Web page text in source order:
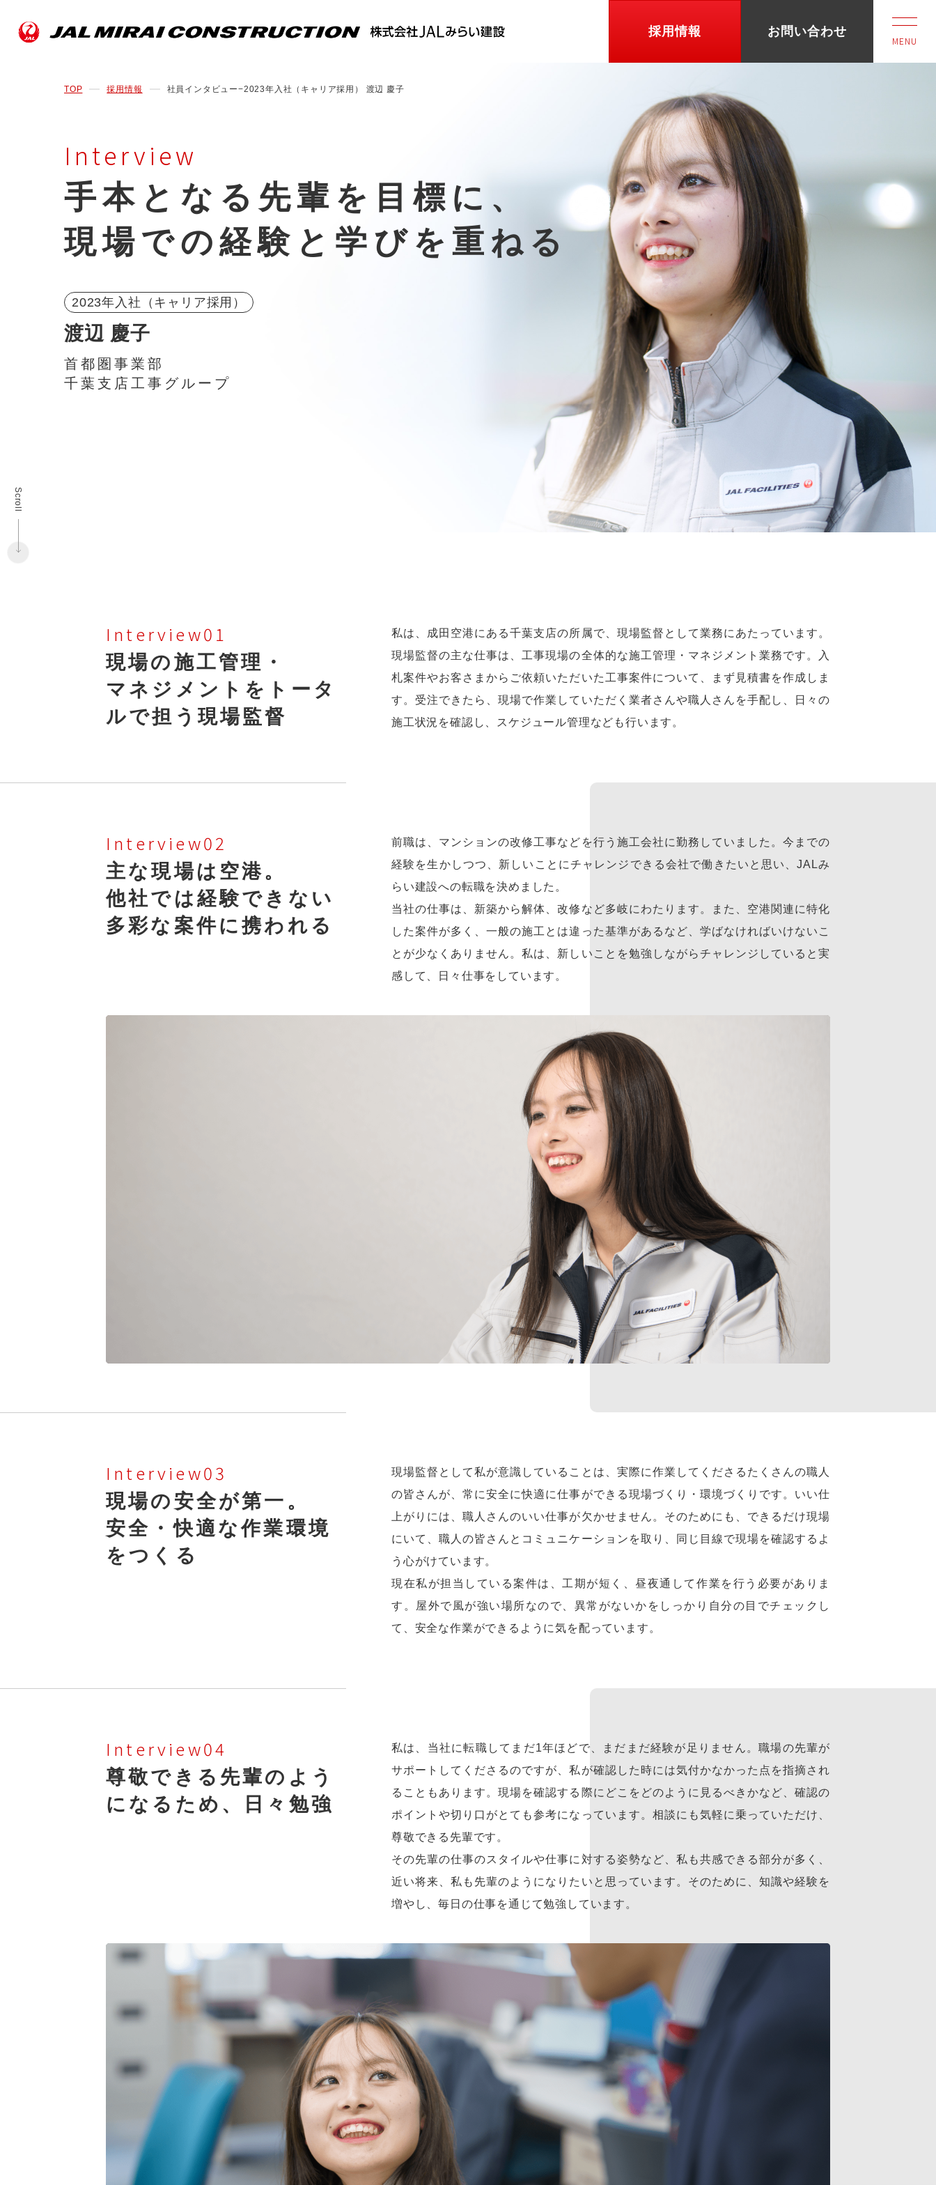
採用情報 お問い合わせ
MENU
TOP 採用情報 社員インタビュー−2023年入社（キャリア採用） 渡辺 慶子
Interview
手本となる 先輩を目標に、
現場での経験と 学びを重ねる
2023年入社（キャリア採用）
渡辺 慶子
首都圏事業部
千葉支店工事グループ
Scroll
Interview01
現場の施工管理・
マネジメントをトータ
ルで担う現場監督
私は、成田空港にある千葉支店の所属で、現場監督として業務にあたっています。
現場監督の主な仕事は、工事現場の全体的な施工管理・マネジメント業務です。入
札案件やお客さまからご依頼いただいた工事案件について、まず見積書を作成しま
す。受注できたら、現場で作業していただく業者さんや職人さんを手配し、日々の
施工状況を確認し、スケジュール管理なども行います。
Interview02
主な現場は空港。
他社では経験できない
多彩な案件に携われる
前職は、マンションの改修工事などを行う施工会社に勤務していました。今までの
経験を生かしつつ、新しいことにチャレンジできる会社で働きたいと思い、JALみ
らい建設への転職を決めました。
当社の仕事は、新築から解体、改修など多岐にわたります。また、空港関連に特化
した案件が多く、一般の施工とは違った基準があるなど、学ばなければいけないこ
とが少なくありません。私は、新しいことを勉強しながらチャレンジしていると実
感して、日々仕事をしています。
Interview03
現場の安全が第一。
安全・快適な作業環境
をつくる
現場監督として私が意識していることは、実際に作業してくださるたくさんの職人
の皆さんが、常に安全に快適に仕事ができる現場づくり・環境づくりです。いい仕
上がりには、職人さんのいい仕事が欠かせません。そのためにも、できるだけ現場
にいて、職人の皆さんとコミュニケーションを取り、同じ目線で現場を確認するよ
う心がけています。
現在私が担当している案件は、工期が短く、昼夜通して作業を行う必要がありま
す。屋外で風が強い場所なので、異常がないかをしっかり自分の目でチェックし
て、安全な作業ができるように気を配っています。
Interview04
尊敬できる先輩のよう
に なるため、日々勉強
私は、当社に転職してまだ1年ほどで、まだまだ経験が足りません。職場の先輩が
サポートしてくださるのですが、私が確認した時には気付かなかった点を指摘され
ることもあります。現場を確認する際にどこをどのように見るべきかなど、確認の
ポイントや切り口がとても参考になっています。相談にも気軽に乗っていただけ、
尊敬できる先輩です。
その先輩の仕事のスタイルや仕事に対する姿勢など、私も共感できる部分が多く、
近い将来、私も先輩のようになりたいと思っています。そのために、知識や経験を
増やし、毎日の仕事を通じて勉強しています。